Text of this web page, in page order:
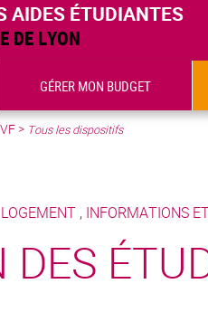
AIDES ÉTUDIANTES
DE LYON
GÉRER MON BUDGET
VF> Tous les dispositifs
, INFORMATIONS
DES